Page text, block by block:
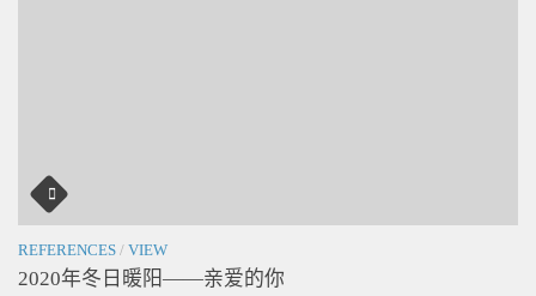
REFERENCES / VIEW
2020年冬日暖阳——亲爱的你